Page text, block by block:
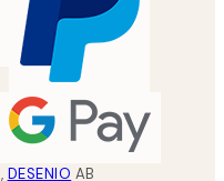
, DESENIO AB